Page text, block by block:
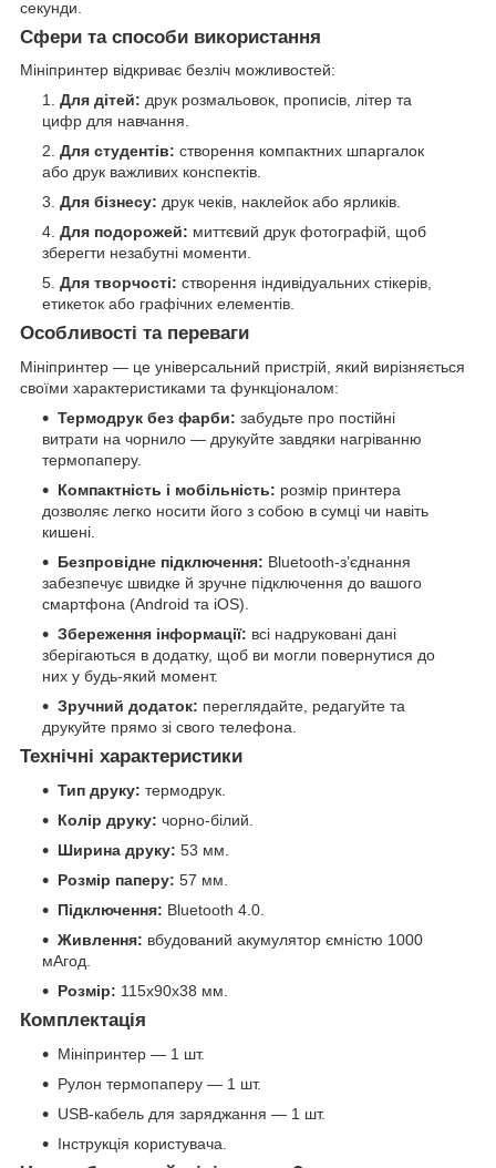
секунди.
Сфери та способи використання
Мініпринтер відкриває безліч можливостей:
Для дітей: друк розмальовок, прописів, літер та
цифр для навчання.
Для студентів: створення компактних шпаргалок
або друк важливих конспектів.
Для бізнесу: друк чеків, наклейок або ярликів.
Для подорожей: миттєвий друк фотографій, щоб
зберегти незабутні моменти.
Для творчості: створення індивідуальних стікерів,
етикеток або графічних елементів.
Особливості та переваги
Мініпринтер — це універсальний пристрій, який вирізняється
своїми характеристиками та функціоналом:
Термодрук без фарби: забудьте про постійні
витрати на чорнило — друкуйте завдяки нагріванню
термопаперу.
Компактність і мобільність: розмір принтера
дозволяє легко носити його з собою в сумці чи навіть
кишені.
Безпровідне підключення: Bluetooth-з’єднання
забезпечує швидке й зручне підключення до вашого
смартфона (Android та iOS).
Збереження інформації: всі надруковані дані
зберігаються в додатку, щоб ви могли повернутися до
них у будь-який момент.
Зручний додаток: переглядайте, редагуйте та
друкуйте прямо зі свого телефона.
Технічні характеристики
Тип друку: термодрук.
Колір друку: чорно-білий.
Ширина друку: 53 мм.
Розмір паперу: 57 мм.
Підключення: Bluetooth 4.0.
Живлення: вбудований акумулятор ємністю 1000
мАгод.
Розмір: 115x90x38 мм.
Комплектація
Мініпринтер — 1 шт.
Рулон термопаперу — 1 шт.
USB-кабель для заряджання — 1 шт.
Інструкція користувача.